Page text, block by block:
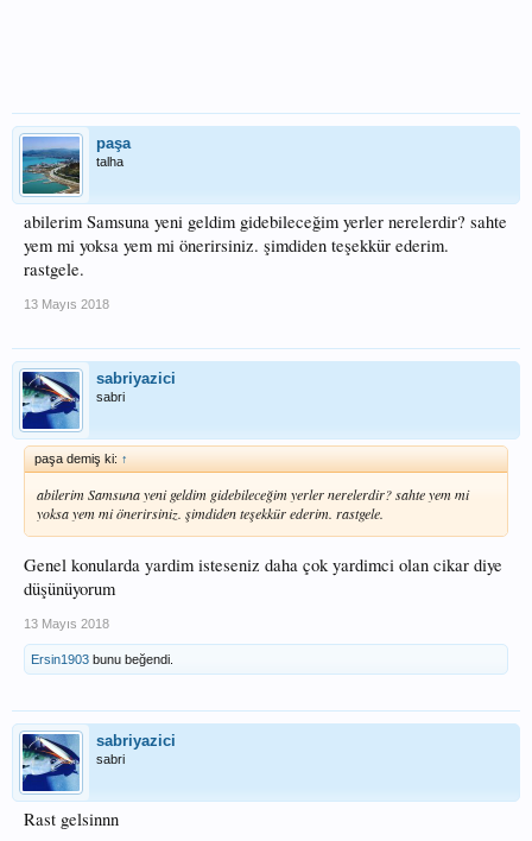
paşa
talha
abilerim Samsuna yeni geldim gidebileceğim yerler nerelerdir? sahte
yem mi yoksa yem mi önerirsiniz. şimdiden teşekkür ederim.
rastgele.
13 Mayıs 2018
sabriyazici
sabri
paşa demiş ki: ↑
abilerim Samsuna yeni geldim gidebileceğim yerler nerelerdir? sahte yem mi
yoksa yem mi önerirsiniz. şimdiden teşekkür ederim. rastgele.
Genel konularda yardim isteseniz daha çok yardimci olan cikar diye
düşünüyorum
13 Mayıs 2018
Ersin1903 bunu beğendi.
sabriyazici
sabri
Rast gelsinnn